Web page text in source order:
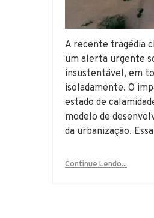
A recente tragédia
um alerta urgente
insustentável, em
isoladamente. O
estado de
modelo de
da urbanização.
Continue Lendo...